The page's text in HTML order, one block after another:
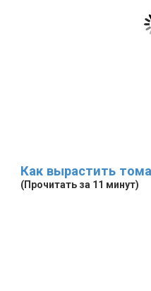
Как вырастить
(Прочитать за 11 минут)